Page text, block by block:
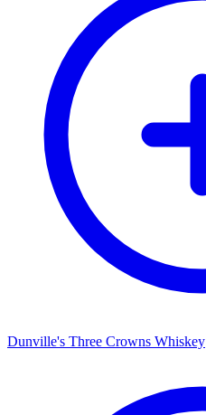
Dunville's Three Crowns Whiskey